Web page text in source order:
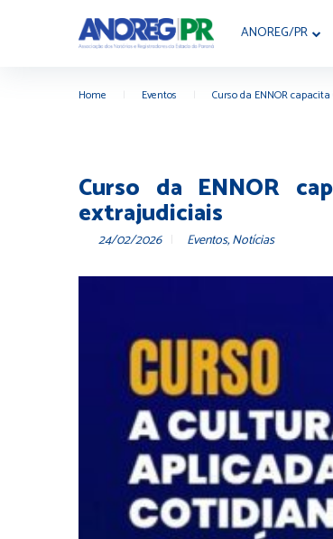
ANOREG/PR
Home Eventos Curso da ENNOR
Curso da ENNOR
extrajudiciais
24/02/2026 Eventos,Notícias